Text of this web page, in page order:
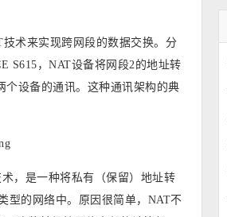
术来实现跨网段的数据交换。分
S615，NAT设备将网段2的地址转
个设备的通讯。这种通讯架构的典
，是一种将私有（保留）地址转
型的网络中。原因很简单，NAT不